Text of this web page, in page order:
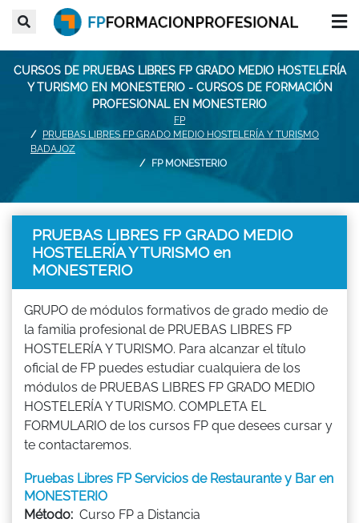
CURSOS DE PRUEBAS LIBRES FP GRADO MEDIO HOSTELERÍA
Y TURISMO EN MONESTERIO - CURSOS DE FORMACIÓN
PROFESIONAL EN MONESTERIO
FP
PRUEBAS LIBRES FP GRADO MEDIO HOSTELERÍA Y TURISMO
BADAJOZ
FP MONESTERIO
PRUEBAS LIBRES FP GRADO MEDIO
HOSTELERÍA Y TURISMO en
MONESTERIO
GRUPO de módulos formativos de grado medio de
la familia profesional de PRUEBAS LIBRES FP
HOSTELERÍA Y TURISMO. Para alcanzar el título
oficial de FP puedes estudiar cualquiera de los
módulos de PRUEBAS LIBRES FP GRADO MEDIO
HOSTELERÍA Y TURISMO. COMPLETA EL
FORMULARIO de los cursos FP que desees cursar y
te contactaremos.
Pruebas Libres FP Servicios de Restaurante y Bar en
MONESTERIO
Método: Curso FP a Distancia